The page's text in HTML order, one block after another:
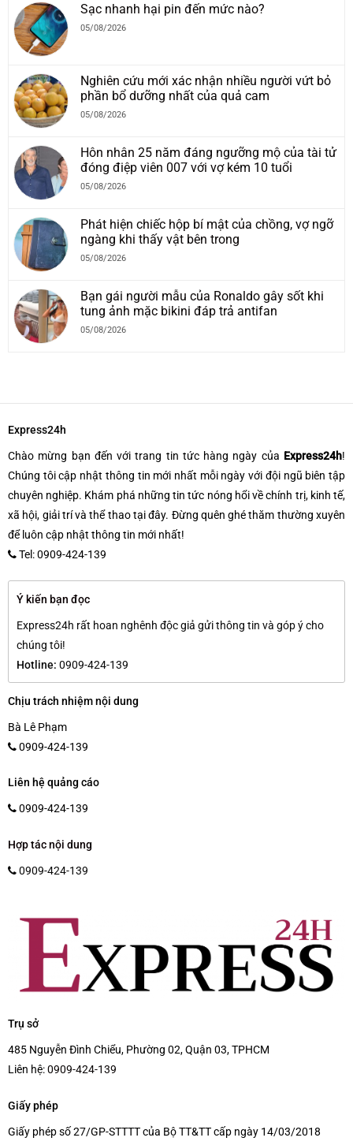
Sạc nhanh hại pin đến mức nào?
05/08/2026
Nghiên cứu mới xác nhận nhiều người vứt bỏ
phần bổ dưỡng nhất của quả cam
05/08/2026
Hôn nhân 25 năm đáng ngưỡng mộ của tài tử
đóng điệp viên 007 với vợ kém 10 tuổi
05/08/2026
Phát hiện chiếc hộp bí mật của chồng, vợ ngỡ
ngàng khi thấy vật bên trong
05/08/2026
Bạn gái người mẫu của Ronaldo gây sốt khi
tung ảnh mặc bikini đáp trả antifan
05/08/2026
Express24h
Chào mừng bạn đến với trang tin tức hàng ngày của Express24h!
Chúng tôi cập nhật thông tin mới nhất mỗi ngày với đội ngũ biên tập
chuyên nghiệp. Khám phá những tin tức nóng hổi về chính trị, kinh tế,
xã hội, giải trí và thể thao tại đây. Đừng quên ghé thăm thường xuyên
để luôn cập nhật thông tin mới nhất!
Tel: 0909-424-139
Ý kiến bạn đọc
Express24h rất hoan nghênh độc giả gửi thông tin và góp ý cho
chúng tôi!
Hotline: 0909-424-139
Chịu trách nhiệm nội dung
Bà Lê Phạm
0909-424-139
Liên hệ quảng cáo
0909-424-139
Hợp tác nội dung
0909-424-139
Trụ sở
485 Nguyễn Đình Chiểu, Phường 02, Quận 03, TPHCM
Liên hệ:0909-424-139
Giấy phép
Giấy phép số 27/GP-STTTT của Bộ TT&TT cấp ngày 14/03/2018